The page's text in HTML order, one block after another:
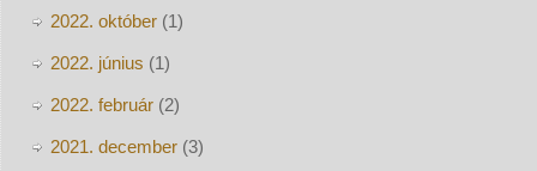
2022. október(1)
2022. június (1)
2022. február(2)
2021. december(3)